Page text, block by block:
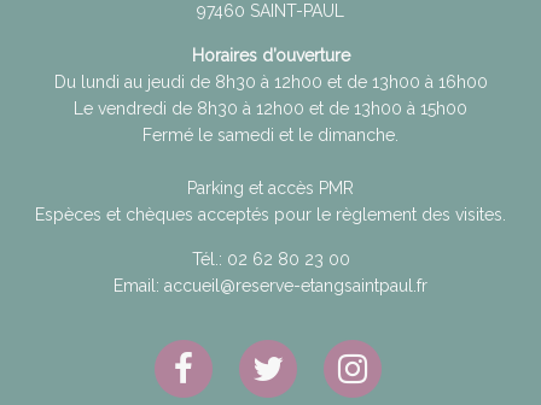
97460 SAINT-PAUL
Horaires d’ouverture
Du lundi au jeudi de 8h30 à 12h00 et de 13h00 à 16h00
Le vendredi de 8h30 à 12h00 et de 13h00 à 15h00
Fermé le samedi et le dimanche.
Parking et accès PMR
Espèces et chèques acceptés pour le règlement des visites.
Tél.: 02 62 80 23 00
Email: accueil@reserve-etangsaintpaul.fr